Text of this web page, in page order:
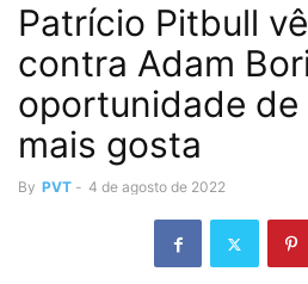
Patrício Pitbull
contra Adam
oportunidade
mais gosta
By PVT - 4 de agosto de 2022